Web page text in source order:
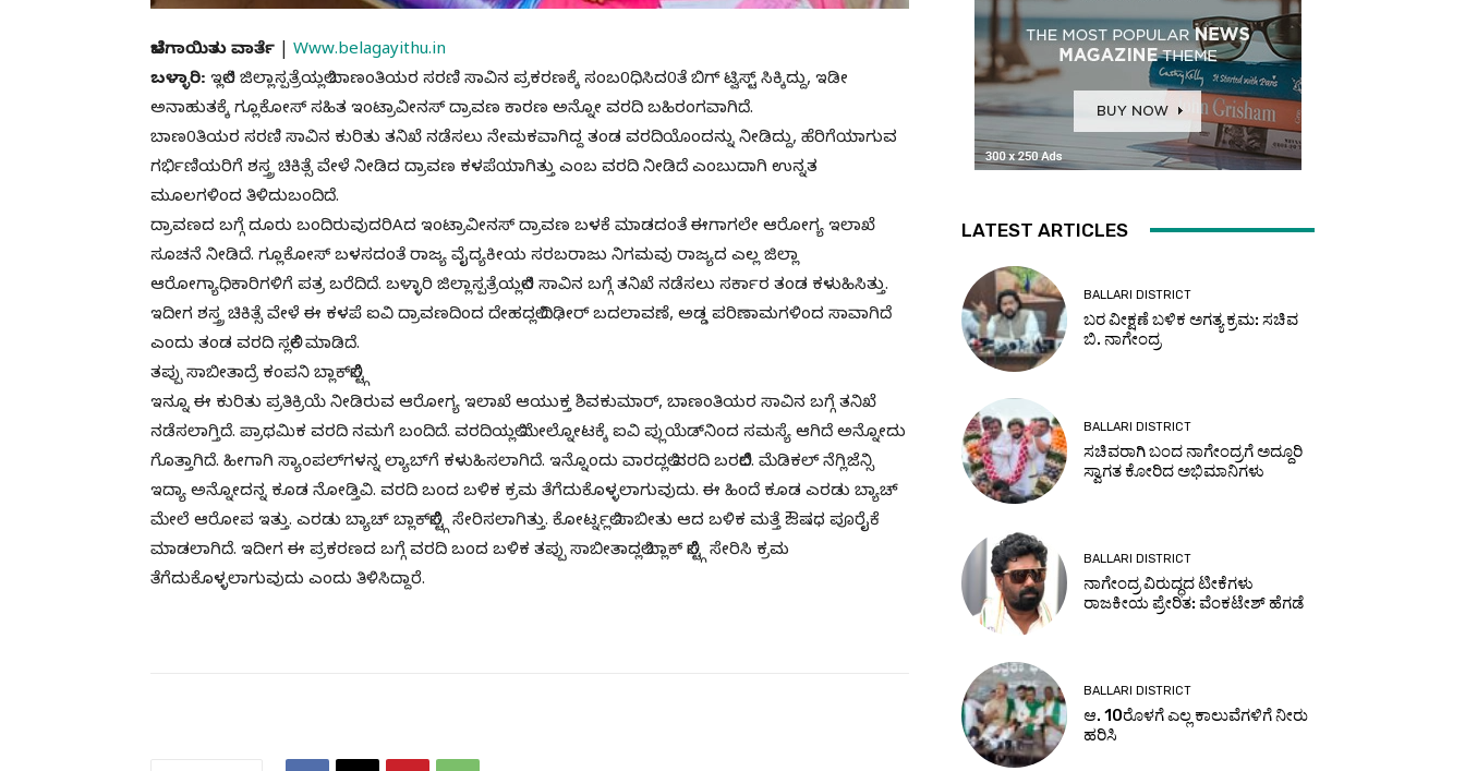
ಬೆಳಗಾಯಿತು ವಾರ್ತೆ
Www.belagayithu.in
ಬಳ್ಳಾರಿ: ಇಲ್ಲಿನ ಜಿಲ್ಲಾಸ್ಪತ್ರೆಯಲ್ಲಿ ಬಾಣಂತಿಯರ ಸರಣಿ ಸಾವಿನ ಪ್ರಕರಣಕ್ಕೆ ಸಂಬ0ಧಿಸಿದ0ತೆ ಬಿಗ್ ಟ್ವಿಸ್ಟ್ ಸಿಕ್ಕಿದ್ದು, ಇಡೀ
ಅನಾಹುತಕ್ಕೆ ಗ್ಲೂಕೋಸ್ ಸಹಿತ ಇಂಟ್ರಾವೀನಸ್ ದ್ರಾವಣ ಕಾರಣ ಅನ್ನೋ ವರದಿ ಬಹಿರಂಗವಾಗಿದೆ.
ಬಾಣ0ತಿಯರ ಸರಣಿ ಸಾವಿನ ಕುರಿತು ತನಿಖೆ ನಡೆಸಲು ನೇಮಕವಾಗಿದ್ದ ತಂಡ ವರದಿಯೊಂದನ್ನು ನೀಡಿದ್ದು, ಹೆರಿಗೆಯಾಗುವ
ಗರ್ಭಿಣಿಯರಿಗೆ ಶಸ್ತ್ರ ಚಿಕಿತ್ಸೆ ವೇಳೆ ನೀಡಿದ ದ್ರಾವಣ ಕಳಪೆಯಾಗಿತ್ತು ಎಂಬ ವರದಿ ನೀಡಿದೆ ಎಂಬುದಾಗಿ ಉನ್ನತ
ಮೂಲಗಳಿಂದ ತಿಳಿದುಬಂದಿದೆ.
ದ್ರಾವಣದ ಬಗ್ಗೆ ದೂರು ಬಂದಿರುವುದರಿAದ ಇಂಟ್ರಾವೀನಸ್ ದ್ರಾವಣ ಬಳಕೆ ಮಾಡದಂತೆ ಈಗಾಗಲೇ ಆರೋಗ್ಯ ಇಲಾಖೆ
ಸೂಚನೆ ನೀಡಿದೆ. ಗ್ಲೂಕೋಸ್ ಬಳಸದಂತೆ ರಾಜ್ಯ ವೈದ್ಯಕೀಯ ಸರಬರಾಜು ನಿಗಮವು ರಾಜ್ಯದ ಎಲ್ಲ ಜಿಲ್ಲಾ
ಆರೋಗ್ಯಾಧಿಕಾರಿಗಳಿಗೆ ಪತ್ರ ಬರೆದಿದೆ. ಬಳ್ಳಾರಿ ಜಿಲ್ಲಾಸ್ಪತ್ರೆಯಲ್ಲಿನ ಸಾವಿನ ಬಗ್ಗೆ ತನಿಖೆ ನಡೆಸಲು ಸರ್ಕಾರ ತಂಡ ಕಳುಹಿಸಿತ್ತು.
ಇದೀಗ ಶಸ್ತ್ರ ಚಿಕಿತ್ಸೆ ವೇಳೆ ಈ ಕಳಪೆ ಐವಿ ದ್ರಾವಣದಿಂದ ದೇಹದಲ್ಲಿ ದಿಢೀರ್ ಬದಲಾವಣೆ, ಅಡ್ಡ ಪರಿಣಾಮಗಳಿಂದ ಸಾವಾಗಿದೆ
ಎಂದು ತಂಡ ವರದಿ ಸಲ್ಲಿಕೆ ಮಾಡಿದೆ.
ತಪ್ಪು ಸಾಬೀತಾದ್ರೆ ಕಂಪನಿ ಬ್ಲಾಕ್‌ಲಿಸ್ಟ್ಗೆ
ಇನ್ನೂ ಈ ಕುರಿತು ಪ್ರತಿಕ್ರಿಯೆ ನೀಡಿರುವ ಆರೋಗ್ಯ ಇಲಾಖೆ ಆಯುಕ್ತ ಶಿವಕುಮಾರ್, ಬಾಣಂತಿಯರ ಸಾವಿನ ಬಗ್ಗೆ ತನಿಖೆ
ನಡೆಸಲಾಗ್ತಿದೆ. ಪ್ರಾಥಮಿಕ ವರದಿ ನಮಗೆ ಬಂದಿದೆ. ವರದಿಯಲ್ಲಿ ಮೇಲ್ನೋಟಕ್ಕೆ ಐವಿ ಪ್ಲುಯೆಡ್‌ನಿಂದ ಸಮಸ್ಯೆ ಆಗಿದೆ ಅನ್ನೋದು
ಗೊತ್ತಾಗಿದೆ. ಹೀಗಾಗಿ ಸ್ಯಾಂಪಲ್‌ಗಳನ್ನ ಲ್ಯಾಬ್‌ಗೆ ಕಳುಹಿಸಲಾಗಿದೆ. ಇನ್ನೊಂದು ವಾರದಲ್ಲಿ ವರದಿ ಬರಲಿದೆ. ಮೆಡಿಕಲ್ ನೆಗ್ಲಿಜೆನ್ಸಿ
ಇದ್ಯಾ ಅನ್ನೋದನ್ನ ಕೂಡ ನೋಡ್ತಿವಿ. ವರದಿ ಬಂದ ಬಳಿಕ ಕ್ರಮ ತೆಗೆದುಕೊಳ್ಳಲಾಗುವುದು. ಈ ಹಿಂದೆ ಕೂಡ ಎರಡು ಬ್ಯಾಚ್
ಮೇಲೆ ಆರೋಪ ಇತ್ತು. ಎರಡು ಬ್ಯಾಚ್ ಬ್ಲಾಕ್‌ಲಿಸ್ಟ್ಗೆ ಸೇರಿಸಲಾಗಿತ್ತು. ಕೋರ್ಟ್ನಲ್ಲಿ ಸಾಬೀತು ಆದ ಬಳಿಕ ಮತ್ತೆ ಔಷಧ ಪೂರೈಕೆ
ಮಾಡಲಾಗಿದೆ. ಇದೀಗ ಈ ಪ್ರಕರಣದ ಬಗ್ಗೆ ವರದಿ ಬಂದ ಬಳಿಕ ತಪ್ಪು ಸಾಬೀತಾದಲ್ಲಿ ಬ್ಲಾಕ್ ಲಿಸ್ಟ್ಗೆ ಸೇರಿಸಿ ಕ್ರಮ
ತೆಗೆದುಕೊಳ್ಳಲಾಗುವುದು ಎಂದು ತಿಳಿಸಿದ್ದಾರೆ.
LATEST ARTICLES
BALLARI DISTRICT
ಬರ ವೀಕ್ಷಣೆ ಬಳಿಕ ಅಗತ್ಯ ಕ್ರಮ: ಸಚಿವ
ಬಿ. ನಾಗೇಂದ್ರ
BALLARI DISTRICT
ಸಚಿವರಾಗಿ ಬಂದ ನಾಗೇಂದ್ರಗೆ ಅದ್ದೂರಿ
ಸ್ವಾಗತ ಕೋರಿದ ಅಭಿಮಾನಿಗಳು
BALLARI DISTRICT
ನಾಗೇಂದ್ರ ವಿರುದ್ಧದ ಟೀಕೆಗಳು
ರಾಜಕೀಯ ಪ್ರೇರಿತ: ವೆಂಕಟೇಶ್ ಹೆಗಡೆ
BALLARI DISTRICT
ಆ. 10ರೊಳಗೆ ಎಲ್ಲ ಕಾಲುವೆಗಳಿಗೆ ನೀರು
ಹರಿಸಿ